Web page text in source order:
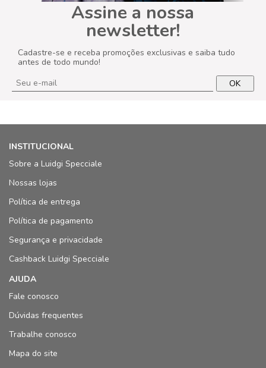
Assine a nossa
newsletter!
Cadastre-se e receba promoções exclusivas e saiba tudo
antes de todo mundo!
OK
INSTITUCIONAL
Sobre a Luidgi Specciale
Nossas lojas
Política de entrega
Política de pagamento
Segurança e privacidade
Cashback Luidgi Specciale
AJUDA
Fale conosco
Dúvidas frequentes
Trabalhe conosco
Mapa do site